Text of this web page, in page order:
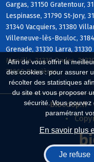
Afin de vous offrir la
des cookies : pour assurer
récolter des statistiques
du site et vous proposer
sécurité. Vous
paramétrant
En savoir plus
Je refuse
Gargas, 31150 Gratentour,
Lespinasse, 31790 St-Jory,
31340 Vacquiers, 31380
Villeneuve-lès-Bouloc,
Grenade, 31330 Larra,
Merville, 31330 Ondes,
31660 Bessières
Biocoop.fr